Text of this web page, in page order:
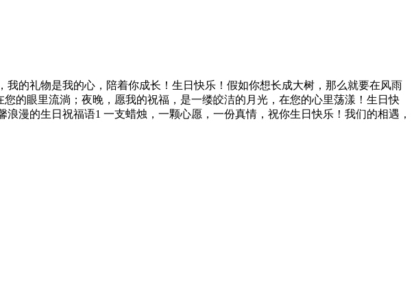
的礼物是我的心，陪着你成长！生日快乐！假如你想长成大树，那么就要在风雨
的眼里流淌；夜晚，愿我的祝福，是一缕皎洁的月光，在您的心里荡漾！生日快
漫的生日祝福语1 一支蜡烛，一颗心愿，一份真情，祝你生日快乐！我们的相遇，